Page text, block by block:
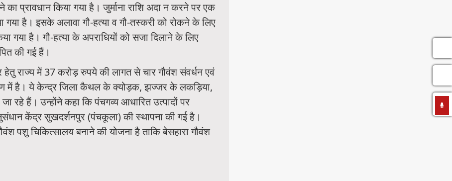
प्रावधान किया गया है। जुर्माना राशि अदा न करने पर एक
है। इसके अलावा गौ-हत्या व गौ-तस्करी को रोकने के लिए
गया है। गौ-हत्या के अपराधियों को सजा दिलाने के लिए
की गई हैं।
हेतु राज्य में 37 करोड़ रुपये की लागत से चार गौवंश संवर्धन एवं
में है। ये केन्द्र जिला कैथल के क्योड़क, झज्जर के लकड़िया,
रहे हैं। उन्होंने कहा कि पंचगव्य आधारित उत्पादों पर
केंद्र सुखदर्शनपुर (पंचकूला) की स्थापना की गई है।
पशु चिकित्सालय बनाने की योजना है ताकि बेसहारा गौवंश